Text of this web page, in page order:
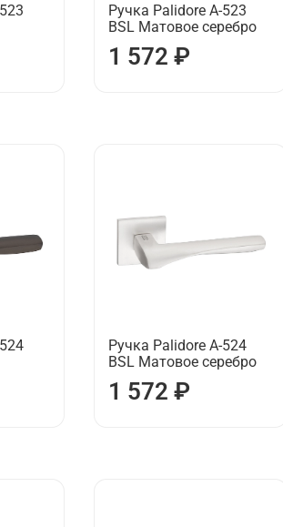
Ручка Palidore А-523
BSL Матовое серебро
1 572 ₽
Ручка Palidore А-524
BSL Матовое серебро
1 572 ₽